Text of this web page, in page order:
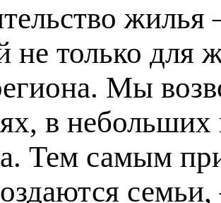
не только для
Мы
в
Тем самым